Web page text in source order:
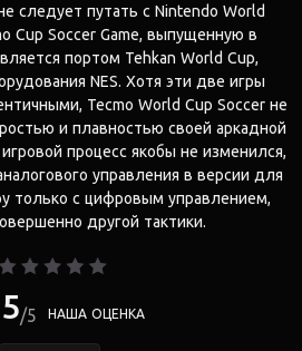
следует путать с Nintendo World
Cup Soccer Game, выпущенную в
портом Tehkan World Cup,
NES. Хотя эти две игры
Tecmo World Cup Soccer не
и плавностью своей аркадной
процесс якобы не изменился,
управления в версии для
только с цифровым управлением,
другой тактики.
5 НАША ОЦЕНКА